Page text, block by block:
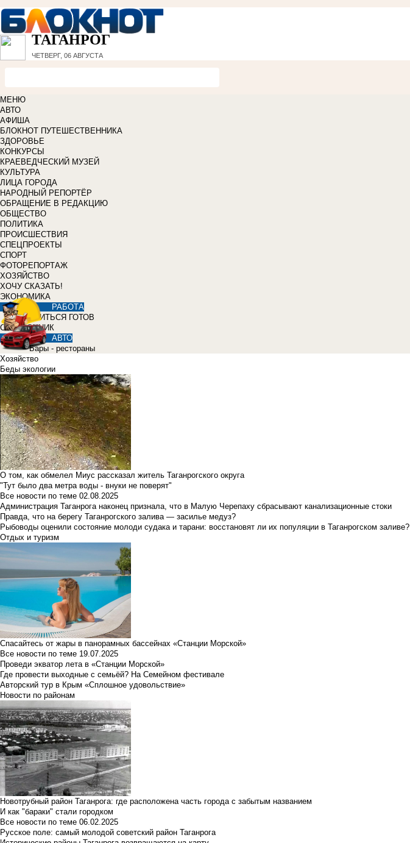
ТАГАНРОГ
ЧЕТВЕРГ, 06 АВГУСТА
МЕНЮ
АВТО
АФИША
БЛОКНОТ ПУТЕШЕСТВЕННИКА
ЗДОРОВЬЕ
КОНКУРСЫ
КРАЕВЕДЧЕСКИЙ МУЗЕЙ
КУЛЬТУРА
ЛИЦА ГОРОДА
НАРОДНЫЙ РЕПОРТЁР
ОБРАЩЕНИЕ В РЕДАКЦИЮ
ОБЩЕСТВО
ПОЛИТИКА
ПРОИСШЕСТВИЯ
СПЕЦПРОЕКТЫ
СПОРТ
ФОТОРЕПОРТАЖ
ХОЗЯЙСТВО
ХОЧУ СКАЗАТЬ!
ЭКОНОМИКА
РАБОТА
УЧИТЬСЯ ГОТОВ
СПРАВОЧНИК
АВТО
Бары - рестораны
Хозяйство
Беды экологии
О том, как обмелел Миус рассказал житель Таганрогского округа
"Тут было два метра воды - внуки не поверят"
Все новости по теме 02.08.2025
Администрация Таганрога наконец признала, что в Малую Черепаху сбрасывают канализационные стоки
Правда, что на берегу Таганрогского залива — засилье медуз?
Рыбоводы оценили состояние молоди судака и тарани: восстановят ли их популяции в Таганрогском заливе?
Отдых и туризм
Спасайтесь от жары в панорамных бассейнах «Станции Морской»
Все новости по теме 19.07.2025
Проведи экватор лета в «Станции Морской»
Где провести выходные с семьёй? На Семейном фестивале
Авторский тур в Крым «Сплошное удовольствие»
Новости по районам
Новотрубный район Таганрога: где расположена часть города с забытым названием
И как "бараки" стали городком
Все новости по теме 06.02.2025
Русское поле: самый молодой советский район Таганрога